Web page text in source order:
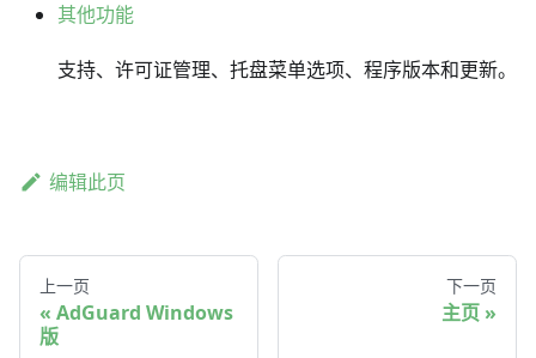
其他功能
支持、许可证管理、托盘菜单选项、程序版本和更新。
编辑此页
上一页
AdGuard Windows
版
下一页
主页